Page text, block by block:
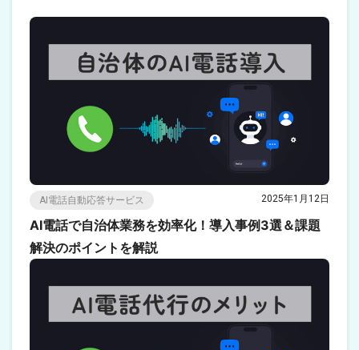
AI電話自動応答サービス 2025年1月12日
AI電話で自治体業務を効率化！導入事例3選＆課題
解決のポイントを解説